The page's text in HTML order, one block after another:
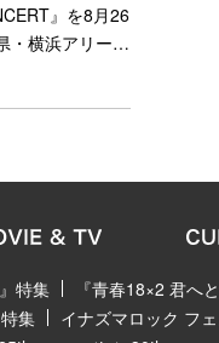
』を8月26
・横浜アリーナ
グループを牽
る作品となっ
特集
『青春18×2 君へ
集
イナズマロック フ